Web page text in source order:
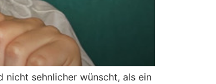
sehnlicher wünscht, als ein